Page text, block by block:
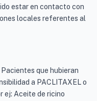
estar en contacto con
locales referentes al
que hubieran
a PACLITAXEL o
ej: Aceite de ricino